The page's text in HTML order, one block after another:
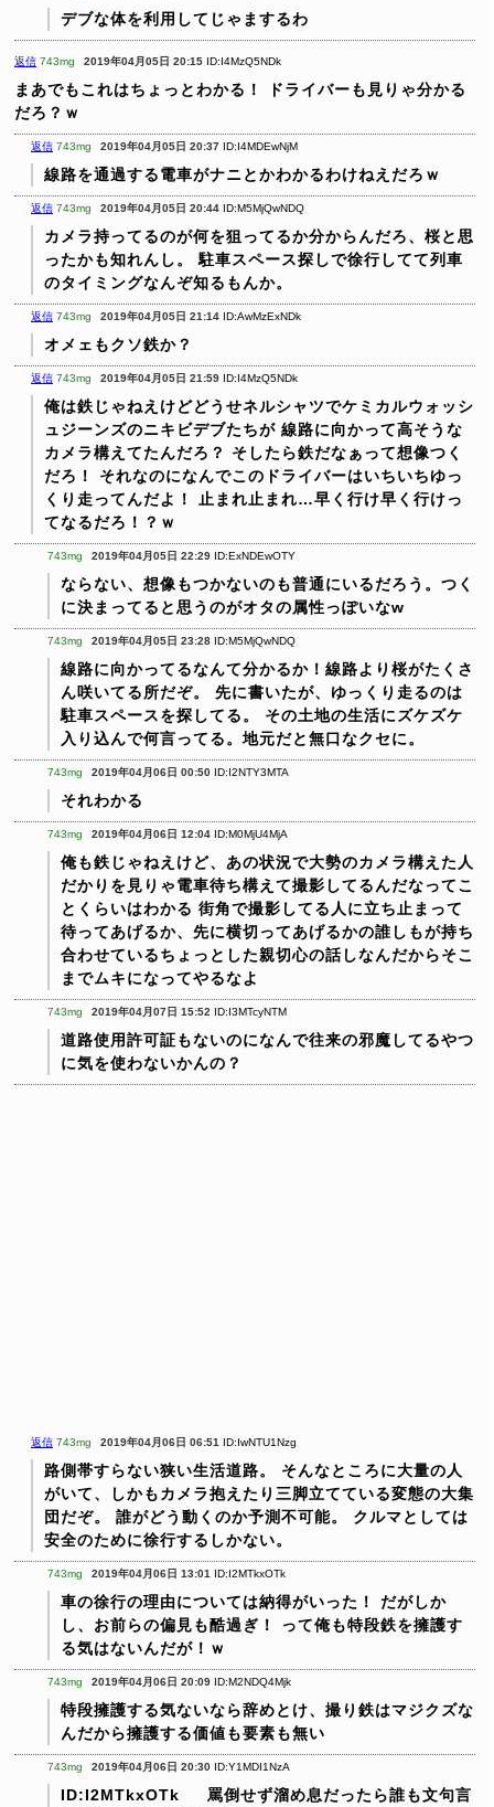
デブな体を利用してじゃまするわ
返信 743mg 2019年04月05日 20:15 ID:I4MzQ5NDk
まあでもこれはちょっとわかる！
ドライバーも見りゃ分かる
だろ？ｗ
返信 743mg 2019年04月05日 20:37 ID:I4MDEwNjM
線路を通過する電車がナニとかわかるわけねえだろｗ
返信 743mg 2019年04月05日 20:44 ID:M5MjQwNDQ
カメラ持ってるのが何を狙ってるか分からんだろ、桜と思
ったかも知れんし。
駐車スペース探しで徐行してて列車
のタイミングなんぞ知るもんか。
返信 743mg 2019年04月05日 21:14 ID:AwMzExNDk
オメェもクソ鉄か？
返信 743mg 2019年04月05日 21:59 ID:I4MzQ5NDk
俺は鉄じゃねえけどどうせネルシャツでケミカルウォッシ
ュジーンズのニキビデブたちが 線路に向かって高そうな
カメラ構えてたんだろ？
そしたら鉄だなぁって想像つく
だろ！
それなのになんでこのドライバーはいちいちゆっ
くり走ってんだよ！
止まれ止まれ…早く行け早く行けっ
てなるだろ！？ｗ
743mg 2019年04月05日 22:29 ID:ExNDEwOTY
ならない、想像もつかないのも普通にいるだろう。つく
に決まってると思うのがオタの属性っぽいなw
743mg 2019年04月05日 23:28 ID:M5MjQwNDQ
線路に向かってるなんて分かるか！線路より桜がたくさ
ん咲いてる所だぞ。
先に書いたが、ゆっくり走るのは
駐車スペースを探してる。
その土地の生活にズケズケ
入り込んで何言ってる。地元だと無口なクセに。
743mg 2019年04月06日 00:50 ID:I2NTY3MTA
それわかる
743mg 2019年04月06日 12:04 ID:M0MjU4MjA
俺も鉄じゃねえけど、あの状況で大勢のカメラ構えた人
だかりを見りゃ電車待ち構えて撮影してるんだなってこ
とくらいはわかる 街角で撮影してる人に立ち止まって
待ってあげるか、先に横切ってあげるかの誰しもが持ち
合わせているちょっとした親切心の話しなんだからそこ
までムキになってやるなよ
743mg 2019年04月07日 15:52 ID:I3MTcyNTM
道路使用許可証もないのになんで往来の邪魔してるやつ
に気を使わないかんの？
返信 743mg 2019年04月06日 06:51 ID:IwNTU1Nzg
路側帯すらない狭い生活道路。
そんなところに大量の人
がいて、しかもカメラ抱えたり三脚立てている変態の大集
団だぞ。
誰がどう動くのか予測不可能。
クルマとしては
安全のために徐行するしかない。
743mg 2019年04月06日 13:01 ID:I2MTkxOTk
車の徐行の理由については納得がいった！
だがしか
し、お前らの偏見も酷過ぎ！
って俺も特段鉄を擁護す
る気はないんだが！ｗ
743mg 2019年04月06日 20:09 ID:M2NDQ4Mjk
特段擁護する気ないなら辞めとけ、撮り鉄はマジクズな
んだから擁護する価値も要素も無い
743mg 2019年04月06日 20:30 ID:Y1MDI1NzA
ID:I2MTkxOTk
罵倒せず溜め息だったら誰も文句言